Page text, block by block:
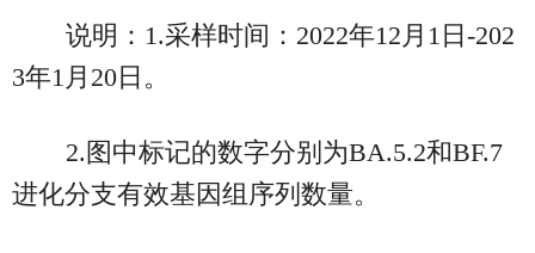
说明：1.采样时间：2022年12月1日-202
3年1月20日。
2.图中标记的数字分别为BA.5.2和BF.7
进化分支有效基因组序列数量。